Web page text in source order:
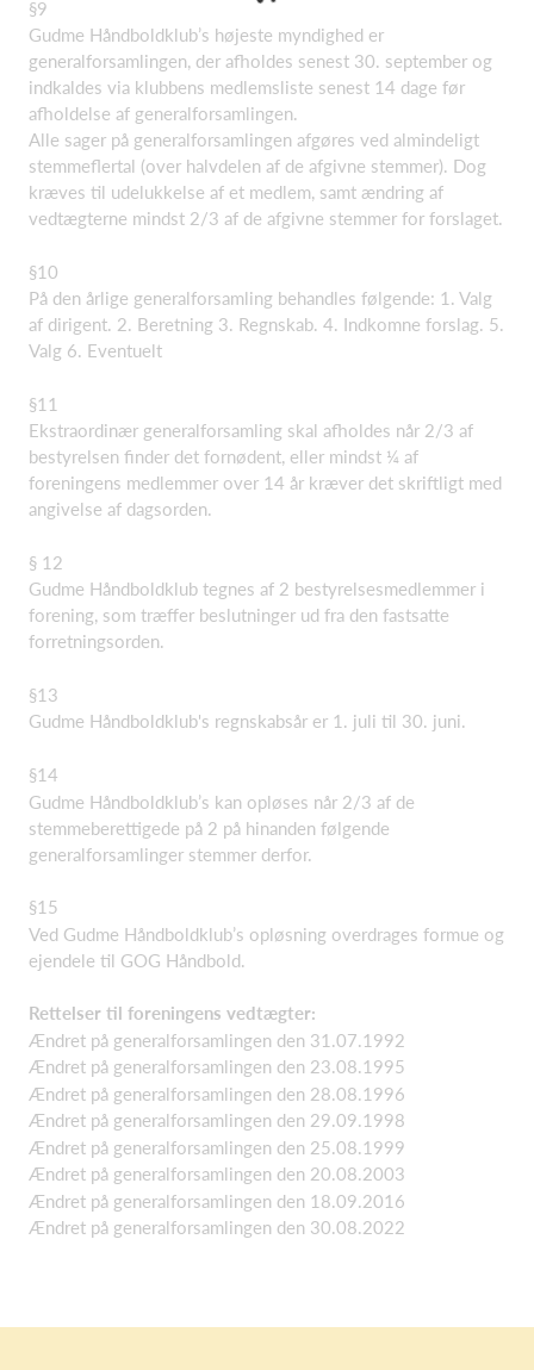
§9
Gudme Håndboldklub’s højeste myndighed er
generalforsamlingen, der afholdes senest 30. september og
indkaldes via klubbens medlemsliste senest 14 dage før
afholdelse af generalforsamlingen.
Alle sager på generalforsamlingen afgøres ved almindeligt
stemmeflertal (over halvdelen af de afgivne stemmer). Dog
kræves til udelukkelse af et medlem, samt ændring af
vedtægterne mindst 2/3 af de afgivne stemmer for forslaget.
§10
På den årlige generalforsamling behandles følgende: 1. Valg
af dirigent. 2. Beretning 3. Regnskab. 4. Indkomne forslag. 5.
Valg 6. Eventuelt
§11
Ekstraordinær generalforsamling skal afholdes når 2/3 af
bestyrelsen finder det fornødent, eller mindst ¼ af
foreningens medlemmer over 14 år kræver det skriftligt med
angivelse af dagsorden.
§ 12
Gudme Håndboldklub tegnes af 2 bestyrelsesmedlemmer i
forening, som træffer beslutninger ud fra den fastsatte
forretningsorden.
§13
Gudme Håndboldklub's regnskabsår er 1. juli til 30. juni.
§14
Gudme Håndboldklub’s kan opløses når 2/3 af de
stemmeberettigede på 2 på hinanden følgende
generalforsamlinger stemmer derfor.
§15
Ved Gudme Håndboldklub’s opløsning overdrages formue og
ejendele til GOG Håndbold.
Rettelser til foreningens vedtægter:
Ændret på generalforsamlingen den 31.07.1992
Ændret på generalforsamlingen den 23.08.1995
Ændret på generalforsamlingen den 28.08.1996
Ændret på generalforsamlingen den 29.09.1998
Ændret på generalforsamlingen den 25.08.1999
Ændret på generalforsamlingen den 20.08.2003
Ændret på generalforsamlingen den 18.09.2016
Ændret på generalforsamlingen den 30.08.2022